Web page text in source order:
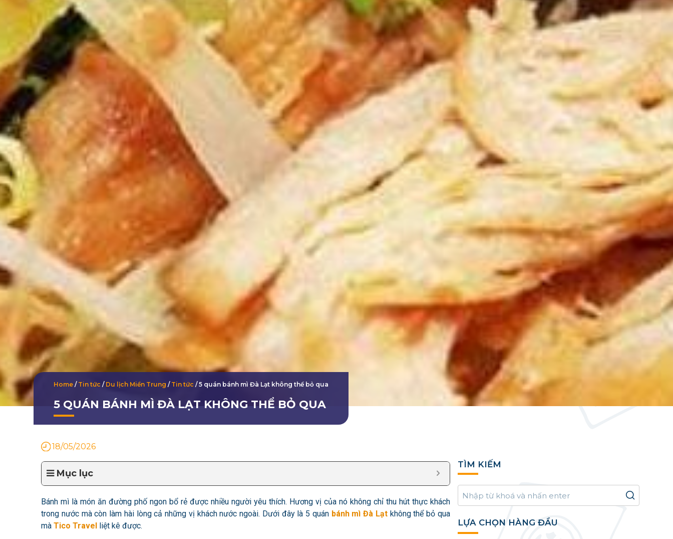
Home / Tin tức / Du lịch Miền Trung / Tin tức / 5 quán bánh mì Đà Lạt không thể bỏ qua
5 QUÁN BÁNH MÌ ĐÀ LẠT KHÔNG THỂ BỎ QUA
18/05/2026
Mục lục
Bánh mì là món ăn đường phố ngon bổ rẻ được nhiều người yêu thích. Hương vị của nó không chỉ thu hút thực khách
trong nước mà còn làm hài lòng cả những vị khách nước ngoài. Dưới đây là 5 quán bánh mì Đà Lạtkhông thể bỏ qua
màTico Travel liệt kê được.
TÌM KIẾM
LỰA CHỌN HÀNG ĐẦU